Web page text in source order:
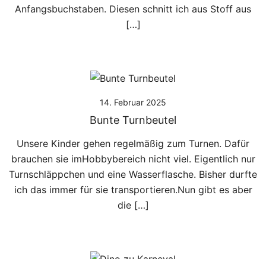
Anfangsbuchstaben. Diesen schnitt ich aus Stoff aus
[…]
14. Februar 2025
Bunte Turnbeutel
Unsere Kinder gehen regelmäßig zum Turnen. Dafür
brauchen sie imHobbybereich nicht viel. Eigentlich nur
Turnschläppchen und eine Wasserflasche. Bisher durfte
ich das immer für sie transportieren.Nun gibt es aber
die […]